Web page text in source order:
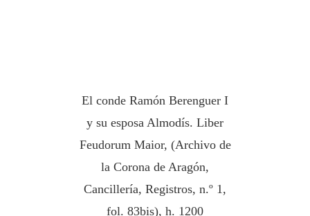
El conde Ramón Berenguer I
y su esposa Almodís. Liber
Feudorum Maior, (Archivo de
la Corona de Aragón,
Cancillería, Registros, n.º 1,
fol. 83bis), h. 1200